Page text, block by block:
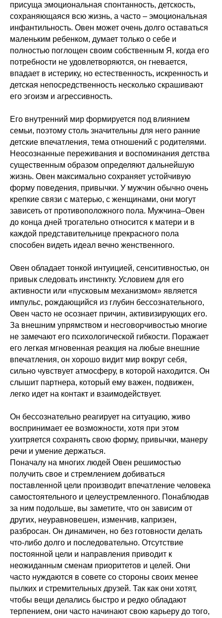
присуща эмоциональная спонтанность, детскость,
сохраняющаяся всю жизнь, а часто – эмоциональная
инфантильность. Овен может очень долго оставаться
маленьким ребенком, думает только о себе и
полностью поглощен своим собственным Я, когда его
потребности не удовлетворяются, он гневается,
впадает в истерику, но естественность, искренность и
детская непосредственность несколько скрашивают
его эгоизм и агрессивность.
Его внутренний мир формируется под влиянием
семьи, поэтому столь значительны для него ранние
детские впечатления, тема отношений с родителями.
Неосознанные переживания и воспоминания детства
существенным образом определяют дальнейшую
жизнь. Овен максимально сохраняет устойчивую
форму поведения, привычки. У мужчин обычно очень
крепкие связи с матерью, с женщинами, они могут
зависеть от противоположного пола. Мужчина–Овен
до конца дней трогательно относится к матери и в
каждой представительнице прекрасного пола
способен видеть идеал вечно женственного.
Овен обладает тонкой интуицией, сенситивностью, он
привык следовать инстинкту. Условием для его
активности или «пусковым механизмом» является
импульс, рождающийся из глубин бессознательного,
Овен часто не осознает причин, активизирующих его.
За внешним упрямством и несговорчивостью многие
не замечают его психологической гибкости. Поражает
его легкая мгновенная реакция на любые внешние
впечатления, он хорошо видит мир вокруг себя,
сильно чувствует атмосферу, в которой находится. Он
слышит партнера, который ему важен, подвижен,
легко идет на контакт и взаимодействует.
Он бессознательно реагирует на ситуацию, живо
воспринимает ее возможности, хотя при этом
ухитряется сохранять свою форму, привычки, манеру
речи и умение держаться.
Поначалу на многих людей Овен решимостью
получить свое и стремлением добиваться
поставленной цели производит впечатление человека
самостоятельного и целеустремленного. Понаблюдав
за ним подольше, вы заметите, что он зависим от
других, неуравновешен, изменчив, капризен,
разбросан. Он динамичен, но без готовности делать
что-либо долго и последовательно. Отсутствие
постоянной цели и направления приводит к
неожиданным сменам приоритетов и целей. Они
часто нуждаются в совете со стороны своих менее
пылких и стремительных друзей. Так как они хотят,
чтобы вещи делались быстро и редко обладают
терпением, они часто начинают свою карьеру до того,